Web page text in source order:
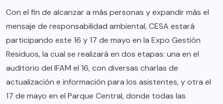
Con el fin de alcanzar a más personas y expandir más el
mensaje de responsabilidad ambiental, CESA estará
participando este 16 y 17 de mayo en la Expo Gestión
Residuos, la cual se realizará en dos etapas: una en el
auditorio del IFAM el 16, con diversas charlas de
actualización e información para los asistentes, y otra el
17 de mayo en el Parque Central, donde todas las